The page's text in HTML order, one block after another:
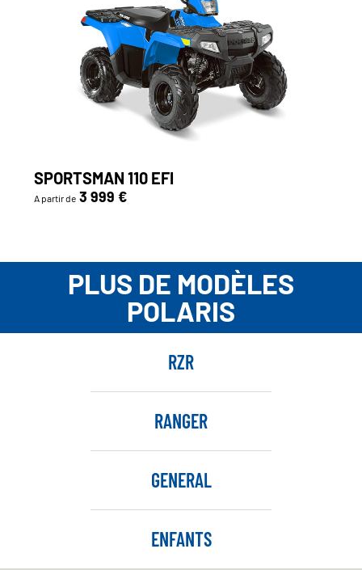
SPORTSMAN 110 EFI
A partir de 3 999 €
PLUS DE MODÈLES
POLARIS
RZR
RANGER
GENERAL
ENFANTS